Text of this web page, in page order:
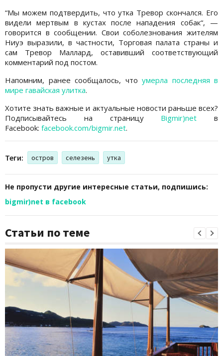
“Мы можем подтвердить, что утка Тревор скончался. Его
видели мертвым в кустах после нападения собак“, —
говорится в сообщении. Свои соболезнования жителям
Ниуэ выразили, в частности, Торговая палата страны и
сам Тревор Маллард, оставивший соответствующий
комментарий под постом.
Напомним, ранее сообщалось, что умерла последняя в
мире гавайская улитка.
Хотите знать важные и актуальные новости раньше всех?
Подписывайтесь на страницу Bigmir)net в
Facebook: facebook.com/bigmir.net.
Теги: остров селезень утка
Не пропусти другие интересные статьи, подпишись:
bigmir)net в facebook
Статьи по теме